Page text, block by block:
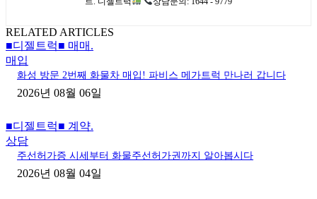
RELATED ARTICLES
■디젤트럭■ 매매.
매입
화성 방문 2번째 화물차 매입! 파비스 메가트럭 만나러 갑니다
2026년 08월 06일
■디젤트럭■ 계약.
상담
주선허가증 시세부터 화물주선허가권까지 알아봅시다
2026년 08월 04일